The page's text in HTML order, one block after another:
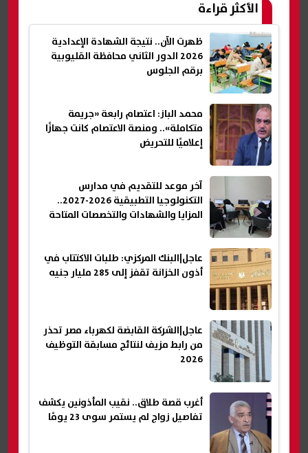
الأكثر قراءة
ظهرت الآن.. نتيجة الشهادة الإعدادية
2026 الدور الثاني محافظة القليوبية
برقم الجلوس
محمد الباز: اعتصام رابعة «جريمة
متكاملة».. ومنصة الاعتصام كانت جهازًا
إعلاميًا للتحريض
آخر موعد للتقديم في مدارس
التكنولوجيا التطبيقية 2026-2027..
المزايا والشهادات والتخصصات المتاحة
عاجل|البنك المركزي: طلبات الاكتتاب في
أذون الخزانة تقفز إلى 285 مليار جنيه
عاجل|الشركة القابضة لكهرباء مصر تحذر
من رابط مزيف لنتائج مسابقة التوظيف
2026
أغرب قصة طلاق.. نقيب المأذونين يكشف
تفاصيل زواج لم يستمر سوى 23 يومًا